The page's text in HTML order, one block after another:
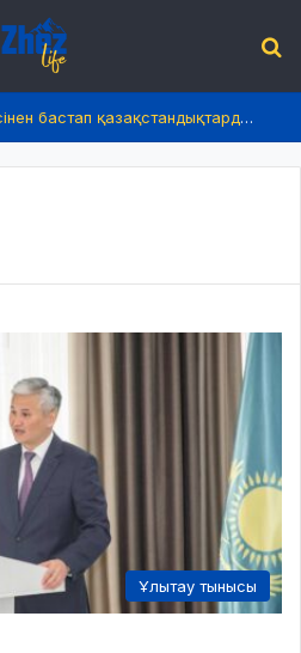
2026 жылдың 1 шілдесінен бастап қазақстандықтардың өмірінде не өзгереді?
Ұлытау тынысы